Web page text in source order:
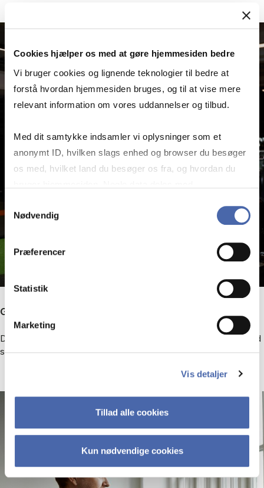
Cookies hjælper os med at gøre hjemmesiden bedre
Vi bruger cookies og lignende teknologier til bedre at
forstå hvordan hjemmesiden bruges, og til at vise mere
relevant information om vores uddannelser og tilbud.
Med dit samtykke indsamler vi oplysninger som et
anonymt ID, hvilken slags enhed og browser du besøger
os med, hvilket land du besøger os fra, og hvordan du
markedsføring. Du bestemmer selv - og kan altid trække
Nødvendig
Præferencer
Statistik
Marketing
Vis detaljer
Tillad alle cookies
Kun nødvendige cookies
Globalt perspektiv
Du lærer at identificere, forstå og styre de risici, din virksomhed
står over for, når den opererer på flere markeder.